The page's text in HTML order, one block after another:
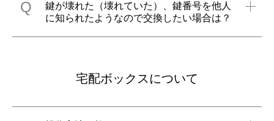
Q
鍵が壊れた（壊れていた）、鍵番号を他人
に知られたようなので交換したい場合は？
宅配ボックスについて